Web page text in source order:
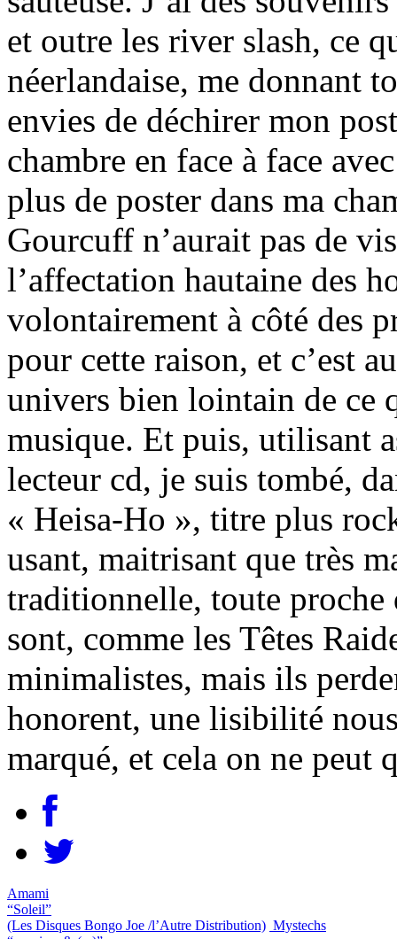
et outre les river slash, ce
néerlandaise, me donnant
envies de déchirer mon
chambre en face à face
plus de poster dans ma
Gourcuff n’aurait pas de
l’affectation hautaine des
volontairement à côté des
pour cette raison, et c’est
univers bien lointain de ce
musique. Et puis, utilisant
lecteur cd, je suis tombé,
« Heisa-Ho », titre plus
usant, maitrisant que très
traditionnelle, toute
sont, comme les Têtes
minimalistes, mais ils
honorent, une lisibilité
marqué, et cela on ne peut
Amami
“Soleil”
(Les Disques Bongo Joe /l’Autre Distribution) Mystechs